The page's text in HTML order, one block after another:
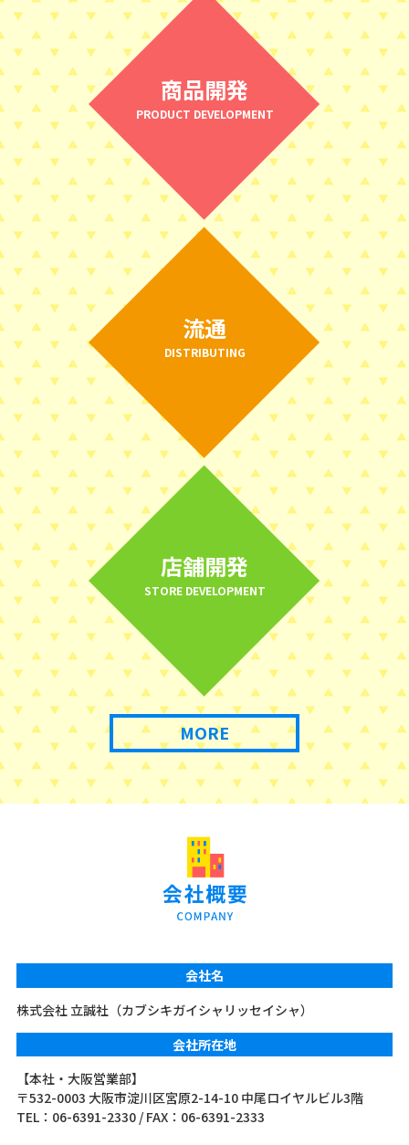
商品開発
PRODUCT DEVELOPMENT
流通
DISTRIBUTING
店舗開発
STORE DEVELOPMENT
MORE
会社名
株式会社 立誠社（カブシキガイシャリッセイシャ）
会社所在地
【本社・大阪営業部】
〒532-0003 大阪市淀川区宮原2-14-10 中尾ロイヤルビル3階
TEL：06-6391-2330 / FAX：06-6391-2333